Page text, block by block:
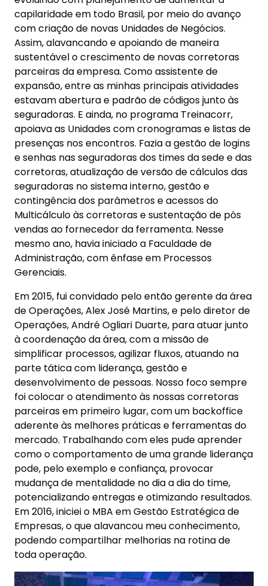
capilaridade em todo Brasil, por meio do avanço
com criação de novas Unidades de Negócios.
Assim, alavancando e apoiando de maneira
sustentável o crescimento de novas corretoras
parceiras da empresa. Como assistente de
expansão, entre as minhas principais atividades
estavam abertura e padrão de códigos junto às
seguradoras. E ainda, no programa Treinacorr,
apoiava as Unidades com cronogramas e listas de
presenças nos encontros. Fazia a gestão de logins
e senhas nas seguradoras dos times da sede e das
corretoras, atualização de versão de cálculos das
seguradoras no sistema interno, gestão e
contingência dos parâmetros e acessos do
Multicálculo às corretoras e sustentação de pós
vendas ao fornecedor da ferramenta. Nesse
mesmo ano, havia iniciado a Faculdade de
Administração, com ênfase em Processos
Gerenciais.
Em 2015, fui convidado pelo então gerente da área
de Operações, Alex José Martins, e pelo diretor de
Operações, André Ogliari Duarte, para atuar junto
à coordenação da área, com a missão de
simplificar processos, agilizar fluxos, atuando na
parte tática com liderança, gestão e
desenvolvimento de pessoas. Nosso foco sempre
foi colocar o atendimento às nossas corretoras
parceiras em primeiro lugar, com um backoffice
aderente às melhores práticas e ferramentas do
mercado. Trabalhando com eles pude aprender
como o comportamento de uma grande liderança
pode, pelo exemplo e confiança, provocar
mudança de mentalidade no dia a dia do time,
potencializando entregas e otimizando resultados.
Em 2016, iniciei o MBA em Gestão Estratégica de
Empresas, o que alavancou meu conhecimento,
podendo compartilhar melhorias na rotina de
toda operação.